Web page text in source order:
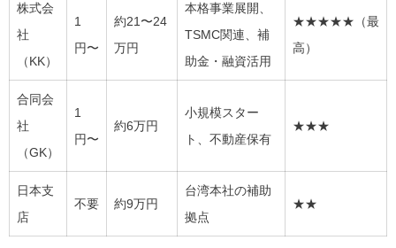
株式会
社
（KK）
1
円〜
約21〜24
万円
本格事業展開、
TSMC関連、補
助金・融資活用
★★★★★（最
高）
合同会
社
（GK）
1
円〜
約6万円
小規模スター
ト、不動産保有
★★★
日本支
店
不要 約9万円
台湾本社の補助
拠点
★★